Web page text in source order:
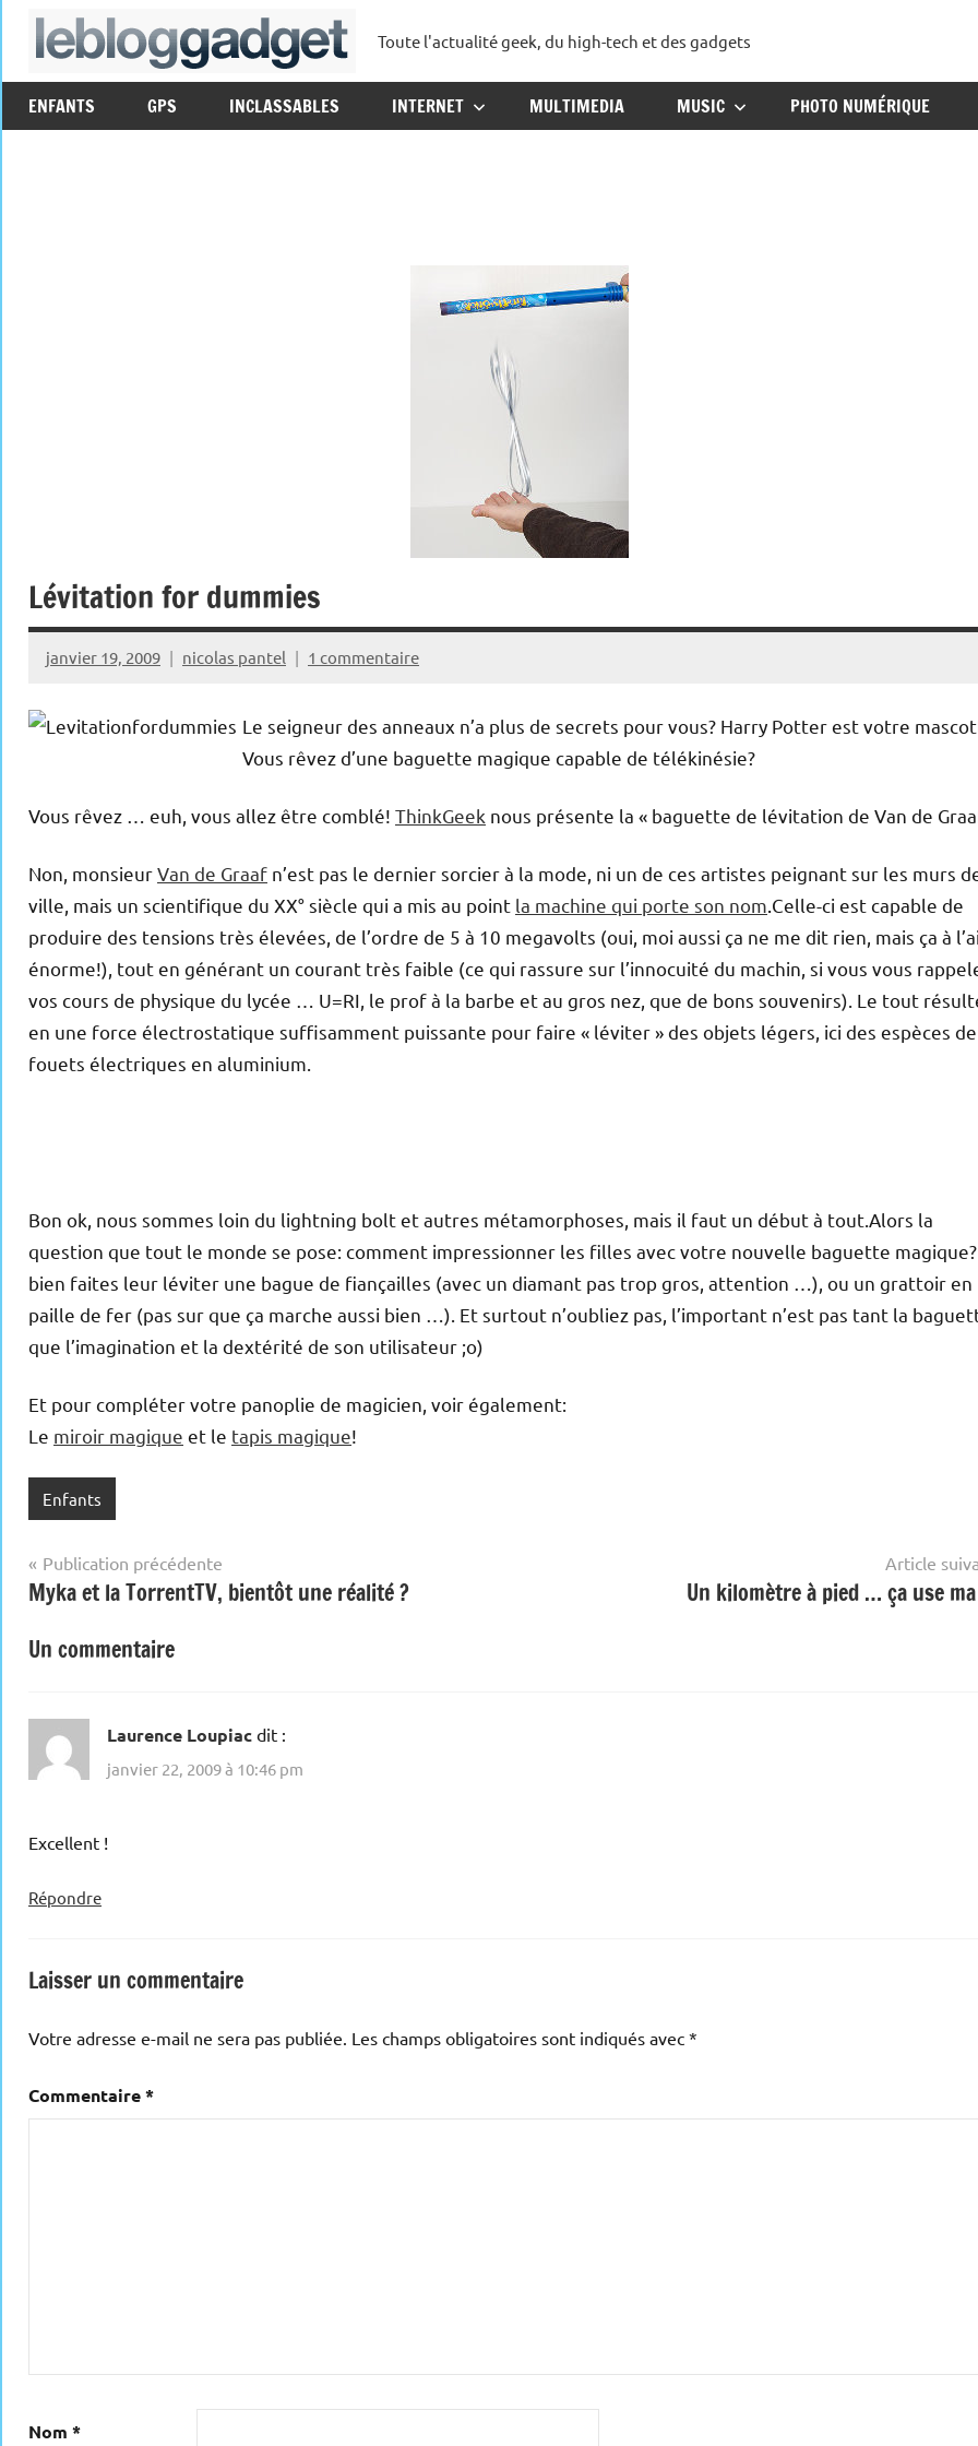
Aller
lebloggadget
Toute l'actualité geek, du high-tech et des gadgets
ENFANTS GPS INCLASSABLES INTERNET MULTIMEDIA MUSIC PHOTO NUMÉRIQUE
Lévitation for dummies
janvier 19, 2009 nicolas pantel 1 commentaire
Le seigneur des anneaux n’a plus de secrets pour vous? Harry Potter est votre
Vous rêvez d’une baguette magique capable de télékinésie?
Vous rêvez … euh, vous allez être comblé! ThinkGeek nous présente la « baguette de lévitation de Van de
Non, monsieurVan de Graaf n’est pas le dernier sorcier à la mode, ni un de ces artistes peignant sur les murs
ville, mais un scientifique du XX° siècle qui a mis au point la machine qui porte son nom Celle-ci est capable de
produire des tensions très élevées, de l’ordre de 5 à 10 megavolts (oui, moi aussi ça ne me dit rien, mais ça à
énorme!), tout en générant un courant très faible (ce qui rassure sur l’innocuité du machin, si vous vous
vos cours de physique du lycée … U=RI, le prof à la barbe et au gros nez, que de bons souvenirs). Le tout
en une force électrostatique suffisamment puissante pour faire « léviter » des objets légers, ici des espèces de
fouets électriques en aluminium.
Bon ok, nous sommes loin du lightning bolt et autres métamorphoses, mais il faut un début à tout.Alors la
question que tout le monde se pose: comment impressionner les filles avec votre nouvelle baguette
bien faites leur léviter une bague de fiançailles (avec un diamant pas trop gros, attention …), ou un grattoir en
paille de fer (pas sur que ça marche aussi bien …). Et surtout n’oubliez pas, l’important n’est pas tant la
que l’imagination et la dextérité de son utilisateur ;o)
Et pour compléter votre panoplie de magicien, voir également:
Le miroir magique et le tapis magique!
Enfants
Navigation
de
l’article
Publication précédente
Myka et la TorrentTV, bientôt une réalité ?
Article
Un kilomètre à pied … ça use ma
Un commentaire
Laurence Loupiac dit :
janvier 22, 2009 à 10:46 pm
Excellent !
Répondre
Laisser un commentaire
Votre adresse e-mail ne sera pas publiée. Les champs obligatoires sont indiqués avec *
Commentaire*
Nom *